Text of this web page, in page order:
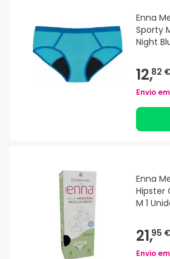
Enna
Sporty
Night
12,82
Envio em
Enna
Hipster
M 1
21,95
Envio em